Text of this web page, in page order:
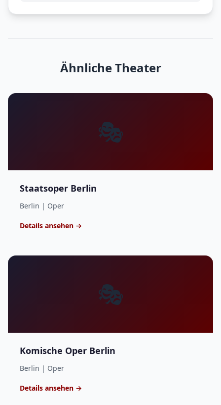
Ähnliche Theater
🎭
Staatsoper Berlin
Berlin | Oper
Details ansehen →
🎭
Komische Oper Berlin
Berlin | Oper
Details ansehen →